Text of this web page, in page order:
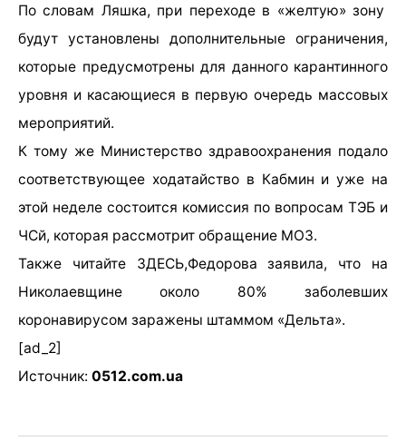
По словам Ляшка, при переходе в «желтую» зону
будут установлены дополнительные ограничения,
которые предусмотрены для данного карантинного
уровня и касающиеся в первую очередь массовых
мероприятий.
К тому же Министерство здравоохранения подало
соответствующее ходатайство в Кабмин и уже на
этой неделе состоится комиссия по вопросам ТЭБ и
ЧСй, которая рассмотрит обращение МОЗ.
Также читайте ЗДЕСЬ,Федорова заявила, что на
Николаевщине около 80% заболевших
коронавирусом заражены штаммом «Дельта».
[ad_2]
Источник: 0512.com.ua